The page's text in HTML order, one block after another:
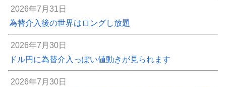
2026年7月31日
為替介入後の世界はロングし放題
2026年7月30日
ドル円に為替介入っぽい値動きが見られます
2026年7月30日